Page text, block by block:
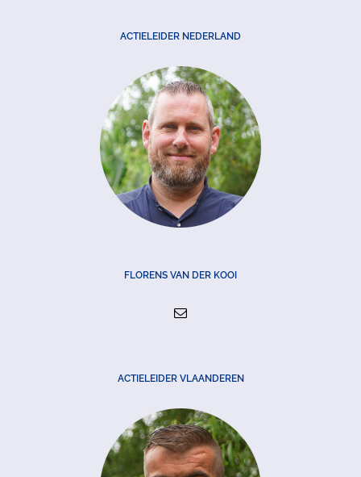
ACTIELEIDER NEDERLAND
FLORENS VAN DER KOOI
ACTIELEIDER VLAANDEREN